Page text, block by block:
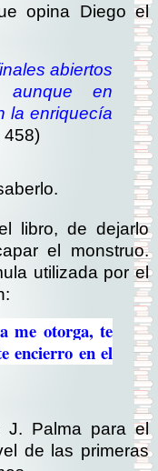
opina Diego el
abiertos
aunque en
la enriquecía
458)
libro, de dejarlo
el monstruo.
utilizada por el
me otorga, te
encierro en el
J. Palma para el
de las primeras